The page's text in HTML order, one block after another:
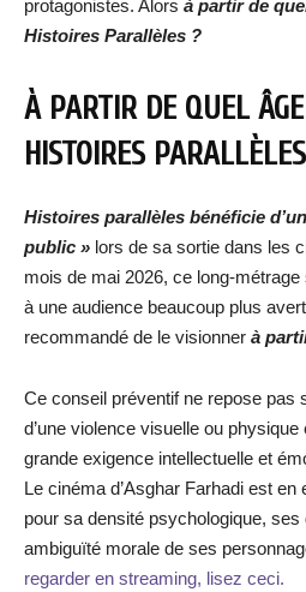
protagonistes. Alors à partir de
Histoires Parallèles ?
À PARTIR DE QUEL
HISTOIRES
Histoires parallèles bénéficie
public » lors de sa sortie dans les
mois de mai 2026, ce long-métrage
à une audience beaucoup plus
recommandé de le visionner à
Ce conseil préventif ne repose pas
d’une violence visuelle ou
grande exigence intellectuelle et
Le cinéma d’Asghar Farhadi est
pour sa densité psychologique,
ambiguïté morale de ses
regarder en streaming, lisez ceci.